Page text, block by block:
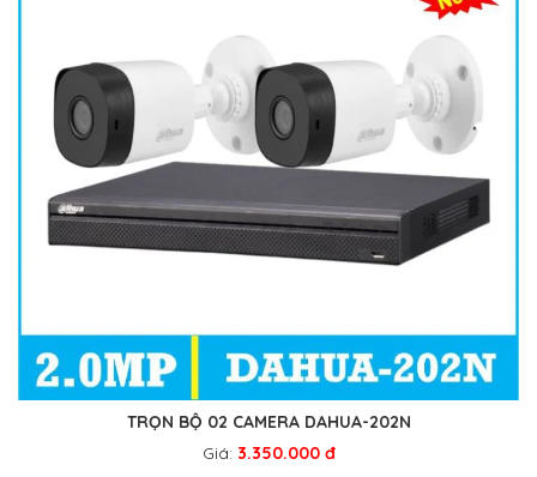
TRỌN BỘ 02 CAMERA DAHUA-202N
Giá: 3.350.000 đ